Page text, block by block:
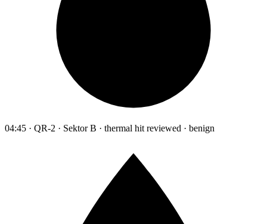
04:45 · QR-2 · Sektor B · thermal hit reviewed · benign